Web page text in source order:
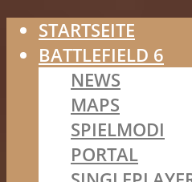
STARTSEITE
BATTLEFIELD 6
NEWS
MAPS
SPIELMODI
PORTAL